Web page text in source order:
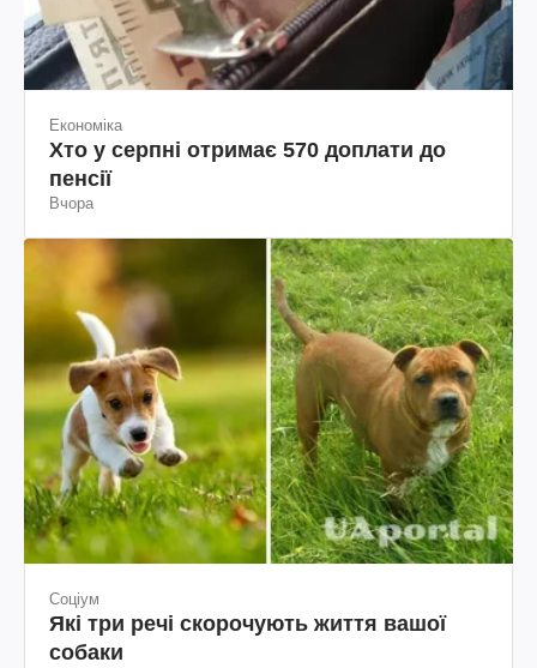
Економіка
Хто у серпні отримає 570 доплати до
пенсії
Вчора
Соціум
Які три речі скорочують життя вашої
собаки